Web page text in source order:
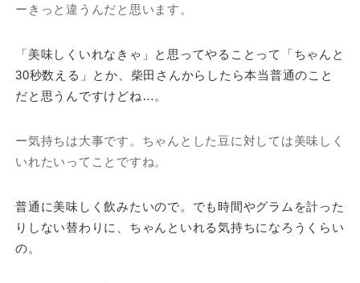
ーきっと違うんだと思います。
「美味しくいれなきゃ」と思ってやることって「ちゃんと
30秒数える」とか、柴田さんからしたら本当普通のこと
だと思うんですけどね…。
ー気持ちは大事です。ちゃんとした豆に対しては美味しく
いれたいってことですね。
普通に美味しく飲みたいので。でも時間やグラムを計った
りしない替わりに、ちゃんといれる気持ちになろうくらい
の。